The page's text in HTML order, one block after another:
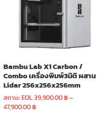
Bambu Lab X1 Carbon /
Combo เครื่องพิมพ์3มิติ ผสาน
Lidar 256x256x256mm
สถานะ EOL39,900.00฿–
47,900.00฿Price